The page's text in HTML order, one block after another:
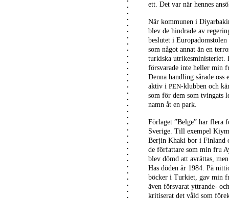
ett. Det var när hennes
När kommunen i
blev de hindrade av
beslutet i
som något annat än en
turkiska utrikesministeriet.
försvarade inte heller min
Denna handling sårade
aktiv i PEN-klubben och
som för dem som tvingats
namn åt en park.
Förlaget ”Belge” har flera
Sverige. Till exempel
Berjin Khaki bor i Finland
de författare som min fru
blev dömd att avrättas,
Has döden år 1984. På
böcker i Turkiet, gav min
även försvarat yttrande-
kritiserat det våld som